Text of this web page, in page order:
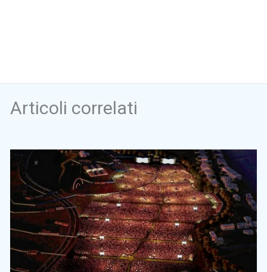
Articoli correlati